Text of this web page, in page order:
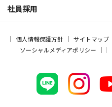
社員採用
個人情報保護方針 サイトマップ
ソーシャルメディアポリシー